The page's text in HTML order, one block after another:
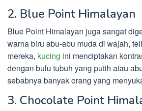
2. Blue Point Himalayan
Blue Point Himalayan juga sangat
warna biru abu-abu muda di wajah,
mereka, kucing ini menciptakan
dengan bulu tubuh yang putih atau
sebabnya banyak orang yang
3. Chocolate Point